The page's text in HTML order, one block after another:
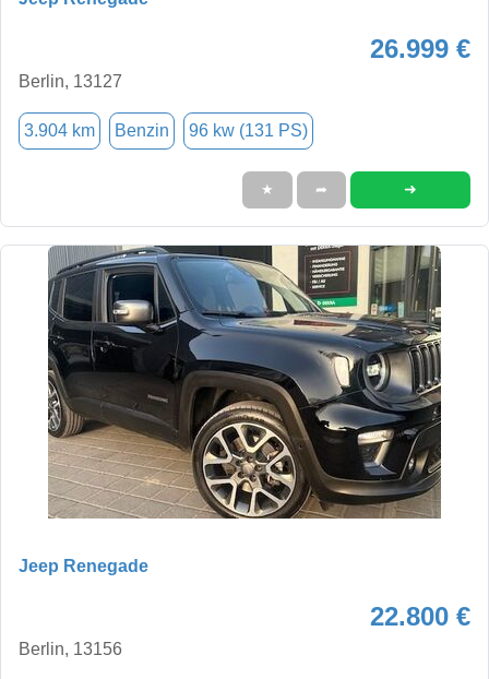
26.999 €
Berlin, 13127
3.904 km Benzin 96 kw (131 PS)
★ ➦ ➜
Jeep Renegade
22.800 €
Berlin, 13156